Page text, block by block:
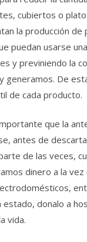
cubiertos o
la producción
puedan usarse
y previniendo la
generamos. De
de cada producto.
que la
antes de
de las veces,
dinero a la
donalo a
vida.